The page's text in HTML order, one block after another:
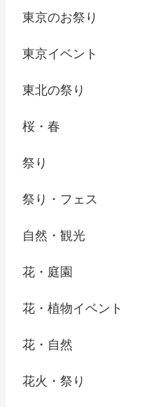
東京のお祭り
東京イベント
東北の祭り
桜・春
祭り
祭り・フェス
自然・観光
花・庭園
花・植物イベント
花・自然
花火・祭り